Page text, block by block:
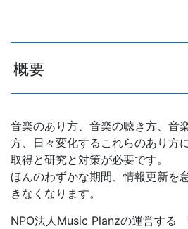
概要
音楽のあり方、音楽の聴き方、音
方、日々変化するこれらのあり方
取得と研究と対策が必要です。
ほんのわずかな期間、情報更新を
きなくなります。
NPO法人Music Planzの運営する